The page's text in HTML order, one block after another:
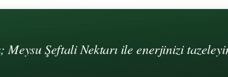
Şeftali Nektarı ile enerjinizi